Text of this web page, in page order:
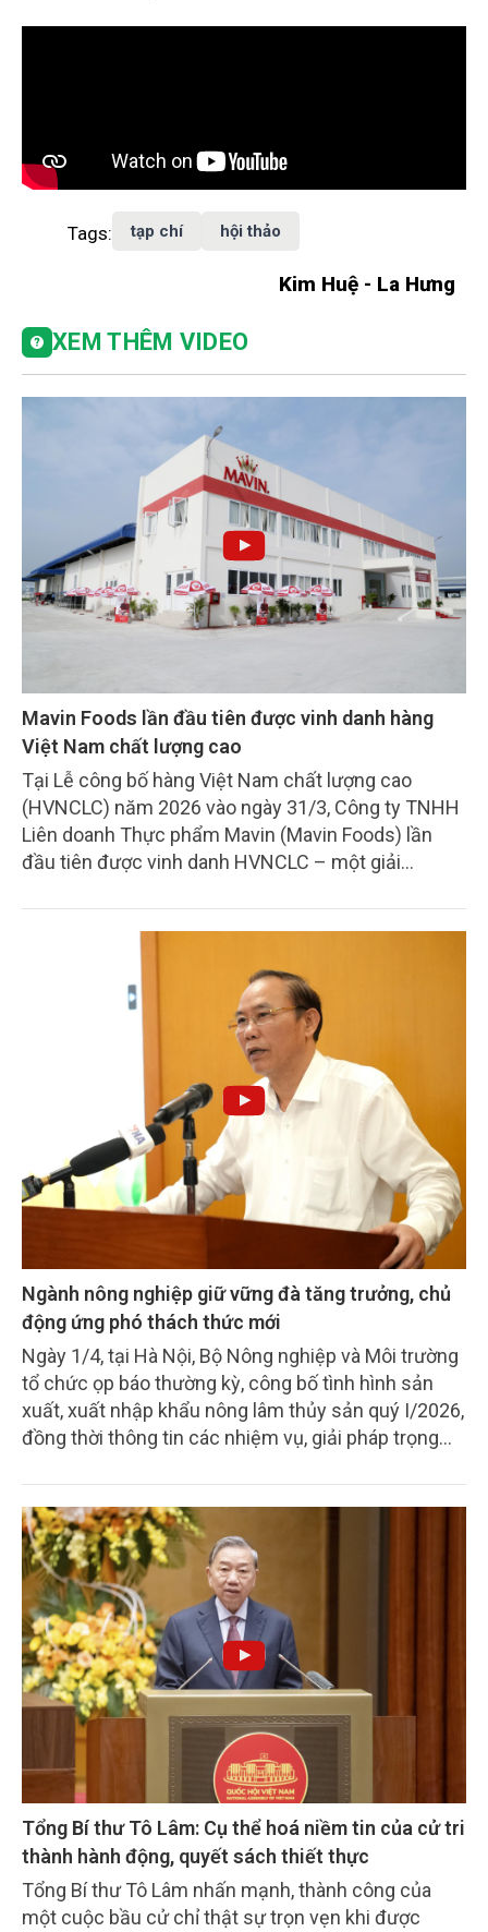
Tags: tạp chí hội thảo
Kim Huệ - La Hưng
XEM THÊM VIDEO
Mavin Foods lần đầu tiên được vinh danh hàng
Việt Nam chất lượng cao
Tại Lễ công bố hàng Việt Nam chất lượng cao
(HVNCLC) năm 2026 vào ngày 31/3, Công ty TNHH
Liên doanh Thực phẩm Mavin (Mavin Foods) lần
đầu tiên được vinh danh HVNCLC – một giải
Ngành nông nghiệp giữ vững đà tăng trưởng, chủ
động ứng phó thách thức mới
Ngày 1/4, tại Hà Nội, Bộ Nông nghiệp và Môi trường
tổ chức ọp báo thường kỳ, công bố tình hình sản
xuất, xuất nhập khẩu nông lâm thủy sản quý I/2026,
đồng thời thông tin các nhiệm vụ, giải pháp trọng
trưởng Phùng Đức Tiến chủ trì.
Tổng Bí thư Tô Lâm: Cụ thể hoá niềm tin của cử tri
thành hành động, quyết sách thiết thực
Tổng Bí thư Tô Lâm nhấn mạnh, thành công của
một cuộc bầu cử chỉ thật sự trọn vẹn khi được